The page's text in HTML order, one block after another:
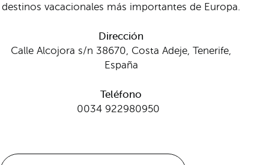
destinos vacacionales más importantes de Europa.
Dirección
Calle Alcojora s/n 38670, Costa Adeje, Tenerife,
España
Teléfono
0034 922980950